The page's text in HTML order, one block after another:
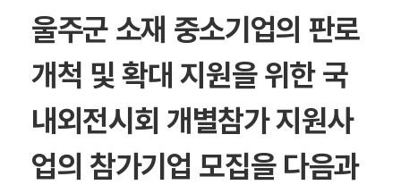
울주군 소재 중소기업의 판로
개척 및 확대 지원을 위한 국
내외전시회 개별참가 지원사
업의 참가기업 모집을 다음과